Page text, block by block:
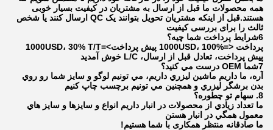
همه محصولات ما قبل از ارسال به مشتریان در کیفیت بسیار خوبی
هستند.قبل از اینکه مشتریان تحویل بتوانند یک QC ارسال کنند یا شخص
ثالث را برای بررسی کیفیت
6شرایط پرداخت شما چيه؟
پرداخت <=1000USD، 100% پیش پرداخت>=1000USD، 30% T/T
پیش پرداخت، تعادل قبل از ارسال، L/C خوش آمدید
7شما OEM درست مي کنيد؟
آره، ما داريم ماشين ليزري داريم، مي تونيم لوگو و سايز شما رو روي
بدن برشگر ليزري و همچنین مي تونيم برچسب چاپ کنيم
8. سهام تو چطوره؟
ما تعداد زيادي از محصولات در انبار داريم انواع و سايزها و سايز هاي
معمول همگي در انبار هستن
ما صادقانه منتظر همکاری با شما هستیم!